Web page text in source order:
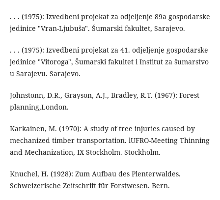
. . . (1975): Izvedbeni projekat za odjeljenje 89a gospodarske
jedinice "Vran-Ljubuša". Šumarski fakultet, Sarajevo.
. . . (1975): Izvedbeni projekat za 41. odjeljenje gospodarske
jedinice "Vitoroga", Šumarski fakultet i Institut za šumarstvo
u Sarajevu. Sarajevo.
Johnstonn, D.R., Grayson, A.J., Bradley, R.T. (1967): Forest
planning,London.
Karkainen, M. (1970): A study of tree injuries caused by
mechanized timber transportation. lUFRO-Meeting Thinning
and Mechanization, IX Stockholm. Stockholm.
Knuchel, H. (1928): Zum Aufbau des Plenterwaldes.
Schweizerische Zeitschrift für Forstwesen. Bern.